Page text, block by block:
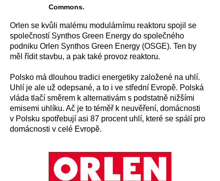
Commons.
Orlen se kvůli malému modulárnímu reaktoru spojil se
společností Synthos Green Energy do společného
podniku Orlen Synthos Green Energy (OSGE). Ten by
měl řídit stavbu, a pak také provoz reaktoru.
Polsko má dlouhou tradici energetiky založené na uhlí.
Uhlí je ale už odepsané, a to i ve střední Evropě. Polská
vláda tlačí směrem k alternativám s podstatně nižšími
emisemi uhlíku. Ač je to téměř k neuvěření, domácnosti
v Polsku spotřebují asi 87 procent uhlí, které se spálí pro
domácnosti v celé Evropě.